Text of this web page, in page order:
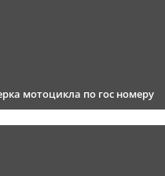
мотоцикла по гос номеру